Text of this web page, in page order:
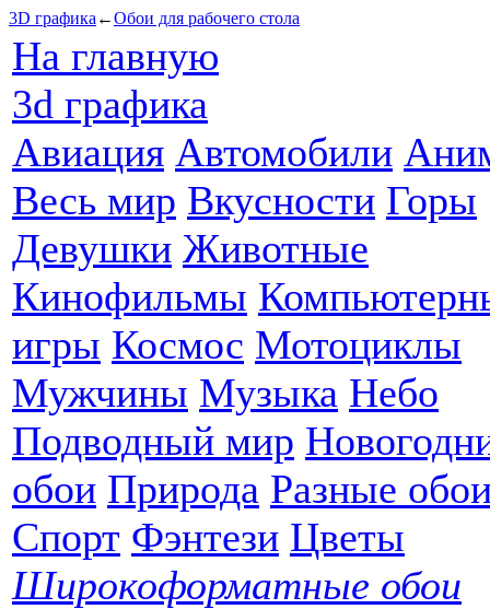
3D графика ←Обои для рабочего стола
На главную
3d графика
Авиация Автомобили
Весь мир Вкусности Горы
Девушки Животные
Кинофильмы
игры Космос Мотоциклы
Мужчины Музыка Небо
Подводный мир
обои Природа Разные
Спорт Фэнтези Цветы
Широкоформатные обои